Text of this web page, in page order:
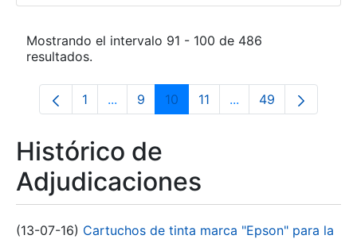
Mostrando el intervalo 91 - 100 de 486
resultados.
Página
1 ...Páginas intermedias Use TAB para
Página
9 Página
10 Página
11 ...PáginasPágina
49
Histórico de
Adjudicaciones
(13-07-16) Cartuchos de tinta marca "Epson" para la